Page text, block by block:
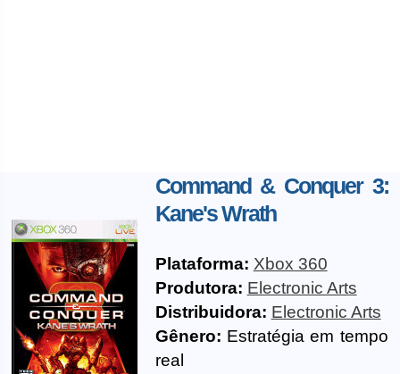
Command & Conquer 3:
Kane's Wrath
Plataforma: Xbox 360
Produtora: Electronic Arts
Distribuidora: Electronic Arts
Gênero: Estratégia em tempo
real